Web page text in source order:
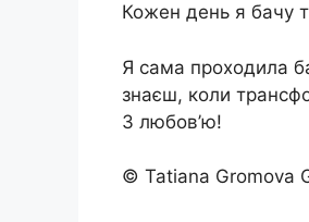
Кожен день я бачу
Я сама проходила
знаєш, коли
З любов’ю!
© Tatiana Gromova